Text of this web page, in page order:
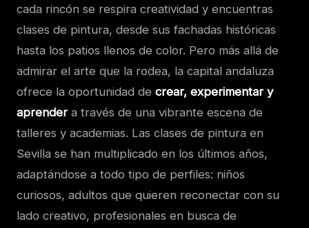
cada rincón se respira creatividad y encuentras
clases de pintura, desde sus fachadas históricas
hasta los patios llenos de color. Pero más allá de
admirar el arte que la rodea, la capital andaluza
ofrece la oportunidad de crear, experimentar y
aprender a través de una vibrante escena de
talleres y academias. Las clases de pintura en
Sevilla se han multiplicado en los últimos años,
adaptándose a todo tipo de perfiles: niños
curiosos, adultos que quieren reconectar con su
lado creativo, profesionales en busca de